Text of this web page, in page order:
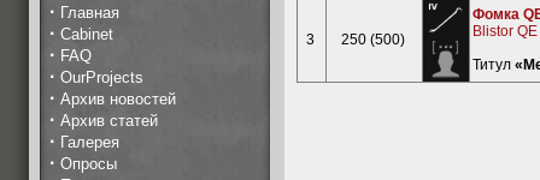
· Главная
· Cabinet
· FAQ
· OurProjects
· Архив новостей
· Архив статей
· Галерея
· Опросы
3 250 (500)
Фомка
Blistor
Титул